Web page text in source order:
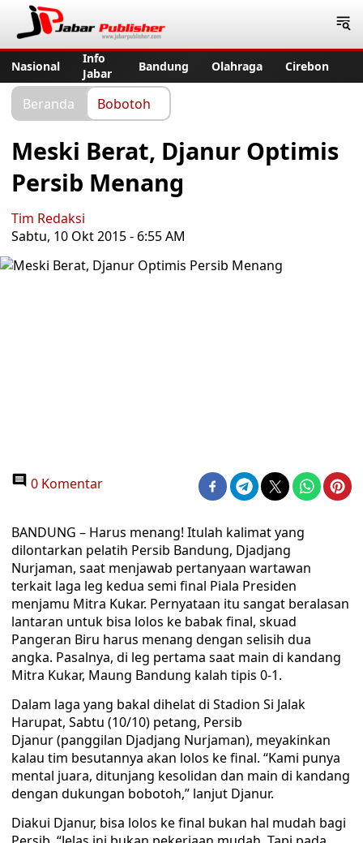
Nasional
Info
Jabar
Bandung Olahraga Cirebon
Beranda Bobotoh
Meski Berat, Djanur Optimis
Persib Menang
Tim Redaksi
Sabtu, 10 Okt 2015 - 6:55 AM
0 Komentar
BANDUNG – Harus menang! Itulah kalimat yang
dilontarkan pelatih Persib Bandung, Djadjang
Nurjaman, saat menjawab pertanyaan wartawan
terkait laga leg kedua semi final Piala Presiden
menjamu Mitra Kukar. Pernyataan itu sangat beralasan
lantaran untuk bisa lolos ke babak final, skuad
Pangeran Biru harus menang dengan selisih dua
angka. Pasalnya, di leg pertama saat main di kandang
Mitra Kukar, Maung Bandung kalah tipis 0-1.
Dalam laga yang bakal dihelat di Stadion Si Jalak
Harupat, Sabtu (10/10) petang, Persib
Djanur (panggilan Djadjang Nurjaman), meyakinkan
kalau tim besutannya akan lolos ke final. “Kami punya
mental juara, ditunjang kesolidan dan main di kandang
dengan dukungan bobotoh,” lanjut Djanur.
Diakui Djanur, bisa lolos ke final bukan hal mudah bagi